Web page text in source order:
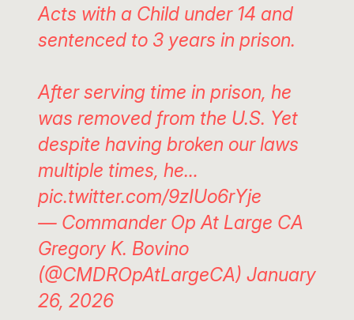
Acts with a Child under 14 and
sentenced to 3 years in prison.
After serving time in prison, he
was removed from the U.S. Yet
despite having broken our laws
multiple times, he…
pic.twitter.com/9zIUo6rYje
— Commander Op At Large CA
Gregory K. Bovino
(@CMDROpAtLargeCA) January
26, 2026